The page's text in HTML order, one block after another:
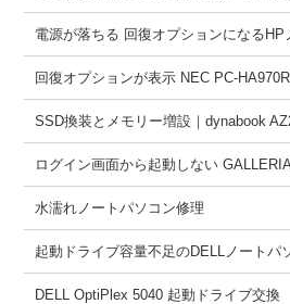
電源が落ちる 回復オプションになるHP
回復オプションが表示 NEC PC-
SSD換装とメモリー増設｜dynabook
ログイン画面から起動しない
水濡れノートパソコン修理
起動ドライブ容量不足のDELLノートパ
DELL OptiPlex 5040 起動ドライブ交換